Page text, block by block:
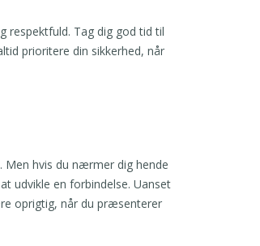
respektfuld. Tag dig god tid til
prioritere din sikkerhed, når
hvis du nærmer dig hende
udvikle en forbindelse. Uanset
oprigtig, når du præsenterer